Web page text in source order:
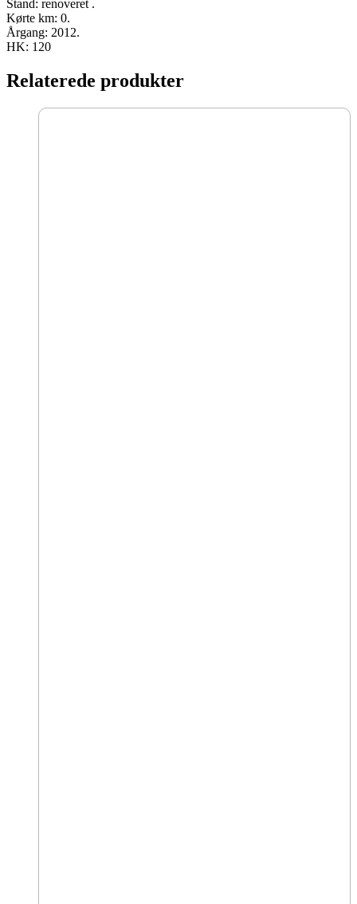
Stand: renoveret .
Kørte km: 0.
Årgang: 2012.
HK: 120
Relaterede produkter